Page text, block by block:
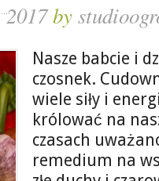
2017by
Nasze babcie i
czosnek.
wiele siły i
królować na
czasach
remedium na